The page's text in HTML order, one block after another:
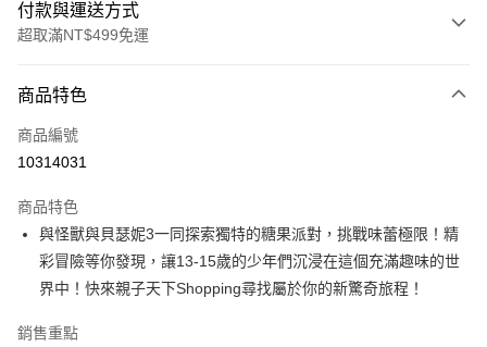
付款與運送方式
超取滿NT$499免運
信用卡一次付款
LINE Pay
大哥付你分期
相關說明
【大哥付你分期使用說明】
1.本服務由台灣大哥大提供，台灣大哥大用戶可立即使用無須另外申請。
流程，驗證手機門號後，選擇欲分期的期數、繳款截止日，確認付款後即完
AFTEE先享後付
相關說明
商品特色
商品編號
10314031
商品特色
與怪獸與貝瑟妮3一同探索獨特的糖果派對，挑戰味蕾極限！精
彩冒險等你發現，讓13-15歲的少年們沉浸在這個充滿趣味的世
界中！快來親子天下Shopping尋找屬於你的新驚奇旅程！
銷售重點